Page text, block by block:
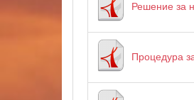
Решение за
Процедура